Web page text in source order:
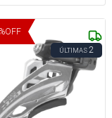
%OFF
ÚLTIMAS2